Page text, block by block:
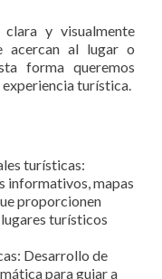
y visualmente
acercan al lugar o
forma queremos
turística.
turísticas:
informativos, mapas
proporcionen
turísticos
Desarrollo de
para guiar a